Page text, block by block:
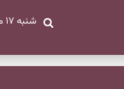
شنبه ۱۷ مرداد ۱۴۰۵